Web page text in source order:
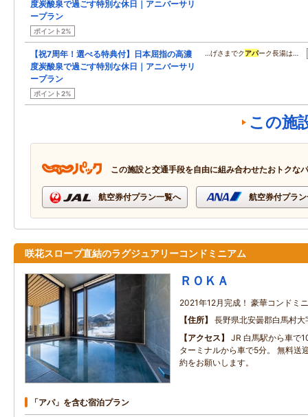
度炭酸泉で過ごす特別な休日｜アニバーサリ
ープラン
ポイント2%
【祝7周年！選べる特典付】日本屈指の高濃
度炭酸泉で過ごす特別な休日｜アニバーサリ
ープラン
ポイント2%
…げさまでクアパーク長湯は…
この施
この施設と交通手段を自由に組み合わせたおトクな
航空券付プラン一覧へ 航空券付プラ
咲花スロープ直結のラグジュアリーコンドミニアム
ＲＯＫＡ
2021年12月完成！ 豪華コンドミ
住所
長野県北安曇郡白馬村
アクセス
JR 白馬駅から車で
ターミナルから車で5分。 無料送
約をお願いします。
「アパ」を含む宿泊プラン